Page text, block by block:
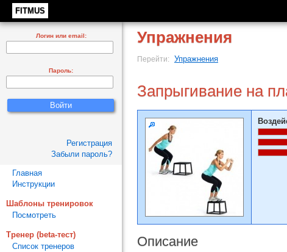
FITMUS
Упражнения
Перейти: Упражнения
Запрыгивание на
Описание
Логин или email:
Пароль:
Регистрация
Забыли пароль?
Главная
Инструкции
Шаблоны тренировок
Посмотреть
Тренер (beta-тест)
Список тренеров